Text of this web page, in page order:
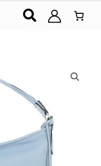
Zoeken